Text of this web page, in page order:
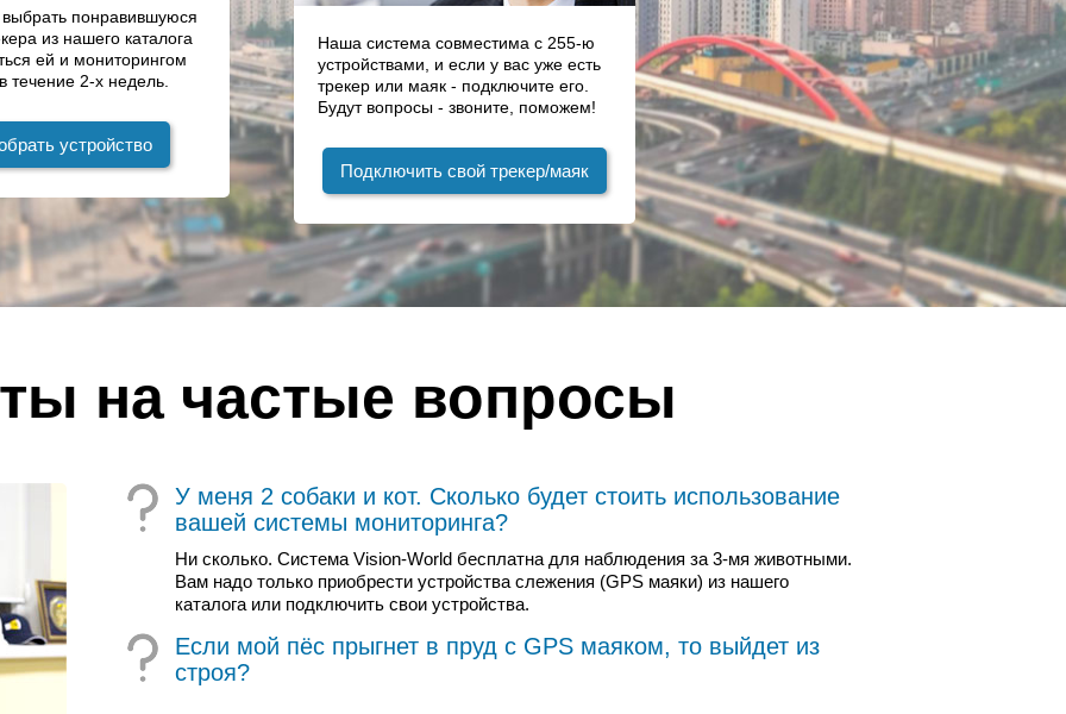
понравившуюся
из нашего каталога
ей и мониторингом
течение 2-х недель.
устройство
Наша система совместима с 255-ю
устройствами, и если у вас уже есть
трекер или маяк - подключите его.
Будут вопросы - звоните, поможем!
Подключить свой трекер/маяк
на частые вопросы
У меня 2 собаки и кот. Сколько будет стоить использование
вашей системы мониторинга?
Ни сколько. Система Vision-World бесплатна для наблюдения за 3-мя животными.
Вам надо только приобрести устройства слежения (GPS маяки) из нашего
каталога или подключить свои устройства.
Если мой пёс прыгнет в пруд с GPS маяком, то выйдет из
строя?